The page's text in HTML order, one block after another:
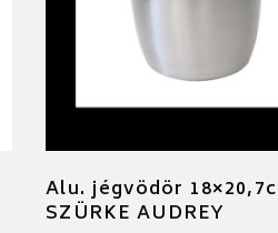
Alu. jégvödör
SZÜRKE AUDREY